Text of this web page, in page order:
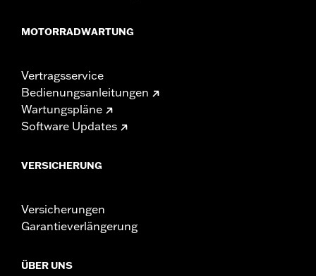
MOTORRADWARTUNG
Vertragsservice
Bedienungsanleitungen
Wartungspläne
Software Updates
VERSICHERUNG
Versicherungen
Garantieverlängerung
ÜBER UNS